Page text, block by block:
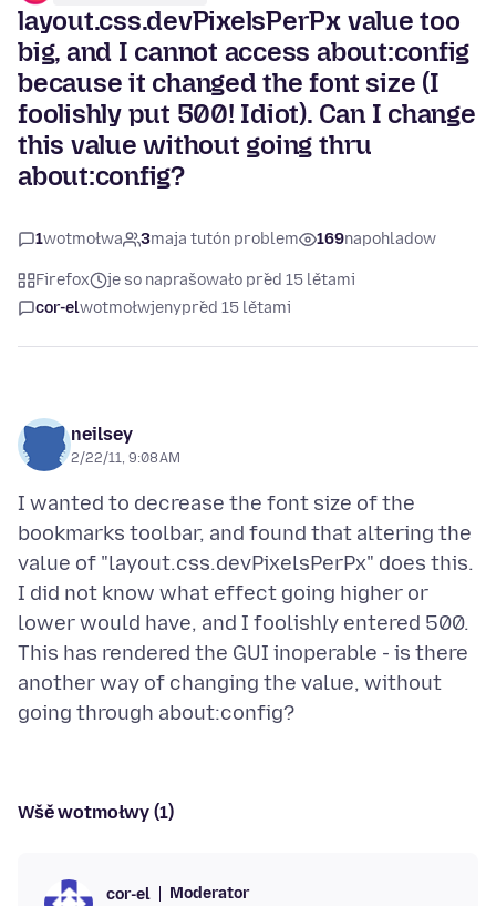
layout.css.devPixelsPerPx value too
big, and I cannot access about:config
because it changed the font size (I
foolishly put 500! Idiot). Can I change
this value without going thru
about:config?
1wotmołwa 3maja tutón problem 169napohladow
Firefox
je so naprašowało před 15 lětami
cor-elwotmołwjenypřed 15 lětami
neilsey
2/22/11, 9:08 AM
I wanted to decrease the font size of the
bookmarks toolbar, and found that altering the
value of "layout.css.devPixelsPerPx" does this.
I did not know what effect going higher or
lower would have, and I foolishly entered 500.
This has rendered the GUI inoperable - is there
another way of changing the value, without
Wšě wotmołwy (1)
cor-el Moderator